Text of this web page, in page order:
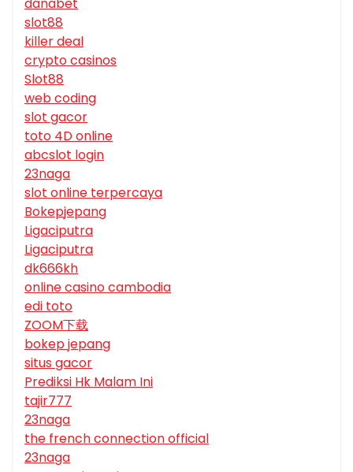
slot88
killer deal
crypto casinos
Slot88
web coding
slot gacor
toto 4D online
abcslot login
23naga
slot online terpercaya
Bokepjepang
Ligaciputra
Ligaciputra
dk666kh
online casino cambodia
edi toto
ZOOM下载
bokep jepang
situs gacor
Prediksi Hk Malam Ini
tajir777
23naga
the french connection official
23naga